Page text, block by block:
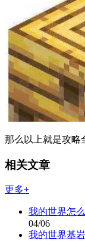
那么以上就是攻略
相关文章
更多+
我的世界怎
04/06
我的世界基